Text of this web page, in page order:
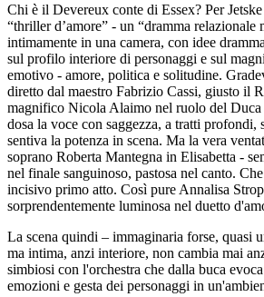
Chi è il Devereux conte di Essex? Per
“thriller d’amore” - un “dramma relazionale
intimamente in una camera, con idee
sul profilo interiore di personaggi e sul
emotivo - amore, politica e solitudine.
diretto dal maestro Fabrizio Cassi, giusto il
magnifico Nicola Alaimo nel ruolo del
dosa la voce con saggezza, a tratti profondi,
sentiva la potenza in scena. Ma la vera
soprano Roberta Mantegna in Elisabetta -
nel finale sanguinoso, pastosa nel canto.
incisivo primo atto. Così pure Annalisa
sorprendentemente luminosa nel duetto
La scena quindi – immaginaria forse, quasi
ma intima, anzi interiore, non cambia mai
simbiosi con l'orchestra che dalla buca
emozioni e gesta dei personaggi in